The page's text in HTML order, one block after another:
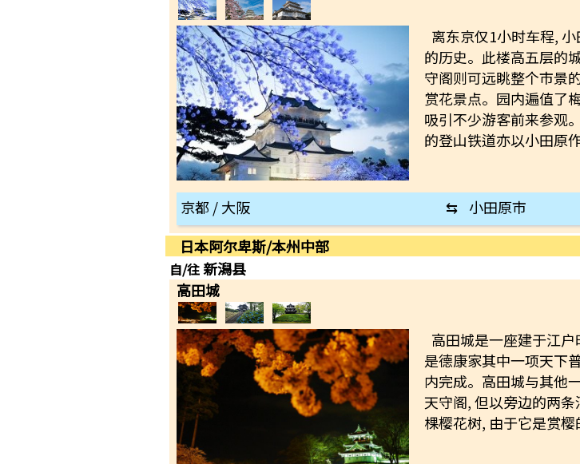
离东京仅1小时车程,
的历史。此楼高五层的
守阁则可远眺整个市景
赏花景点。园内遍值了
吸引不少游客前来参观
的登山铁道亦以小田原
京都 / 大阪 ⇆ 小田原市
日本阿尔卑斯/本州中部
自/往新潟县
高田城
高田城是一座建于江
是德康家其中一项天下
内完成。高田城与其他
天守阁, 但以旁边的两
棵樱花树, 由于它是赏